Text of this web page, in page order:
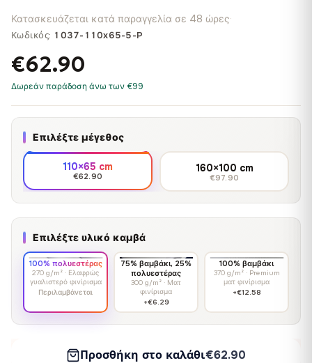
Κατασκευάζεται κατά παραγγελία σε 48 ώρες·
Κωδικός: 1037-110x65-5-P
€62.90
Δωρεάν παράδοση άνω των €99
Επιλέξτε μέγεθος
110×65 cm
€62.90
160×100 cm
€97.90
Επιλέξτε υλικό καμβά
100% πολυεστέρας
270 g/m² · Ελαφρώς
γυαλιστερό φινίρισμα
Περιλαμβάνεται
75% βαμβάκι, 25%
πολυεστέρας
300 g/m² · Ματ
φινίρισμα
+€6.29
100% βαμβάκι
370 g/m² · Premium
ματ φινίρισμα
+€12.58
Προσθήκη στο καλάθι€62.90